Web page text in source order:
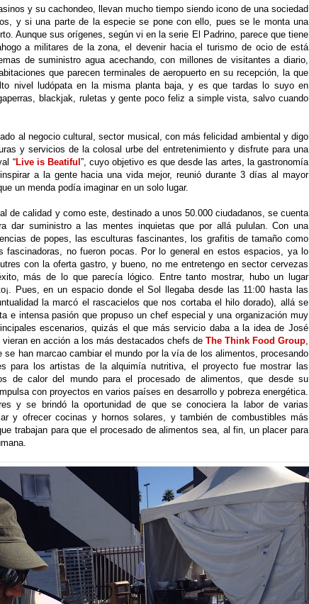
y su cachondeo, llevan mucho tiempo siendo icono de una sociedad
y si una parte de la especie se pone con ello, pues se le monta una
Aunque sus orígenes, según vi en la serie El Padrino, parece que tiene
a militares de la zona, el devenir hacia el turismo de ocio de está
de suministro agua acechando, con millones de visitantes a diario,
que parecen terminales de aeropuerto en su recepción, la que
nivel ludópata en la misma planta baja, y es que tardas lo suyo en
blackjak , ruletas y gente poco feliz a simple vista, salvo cuando
al negocio cultural, sector musical, con más felicidad ambiental y digo
y servicios de la colosal urbe del entretenimiento y disfrute para una
“Live is Beatiful”, cuyo objetivo es que desde las artes, la gastronomía
a la gente hacia una vida mejor, reunió durante 3 días al mayor
un menda podía imaginar en un solo lugar.
de calidad y como este, destinado a unos 50.000 ciudadanos, se cuenta
dar suministro a las mentes inquietas que por allá pululan. Con una
de popes, las esculturas fascinantes, los grafitis de tamaño como
fascinadoras, no fueron pocas. Por lo general en estos espacios, ya lo
con la oferta gastro, y bueno, no me entretengo en sector cervezas
más de lo que parecía lógico. Entre tanto mostrar, hubo un lugar
Pues, en un espacio donde el Sol llegaba desde las 11:00 hasta las
la marcó el rascacielos que nos cortaba el hilo dorado), allá se
e intensa pasión que propuso un chef especial y una organización muy
escenarios, quizás el que más servicio daba a la idea de José
en acción a los más destacados chefs de The Think Food Group
se han marcao cambiar el mundo por la vía de los alimentos, procesando
para los artistas de la alquimía nutritiva, el proyecto fue mostrar las
de calor del mundo para el procesado de alimentos, que desde su
con proyectos en varios países en desarrollo y pobreza energética.
y se brindó la oportunidad de que se conociera la labor de varias
y ofrecer cocinas y hornos solares, y también de combustibles más
trabajan para que el procesado de alimentos sea, al fin, un placer para